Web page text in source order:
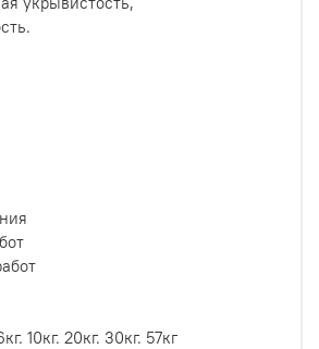
10кг. 20кг. 30кг. 57кг